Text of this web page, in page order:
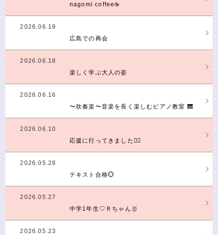
nagomi coffee☕
2026.06.19
広島での再会
2026.06.18
楽しく学ぶ大人の姿
2026.06.16
〜吹奏楽〜音楽を長く楽しむピアノ教室 🎹
2026.06.10
応援に行ってきました❤️‍🔥
2026.05.28
テキスト合格💮
2026.05.27
中学1年生♡Ｒちゃん🥇
2026.05.23